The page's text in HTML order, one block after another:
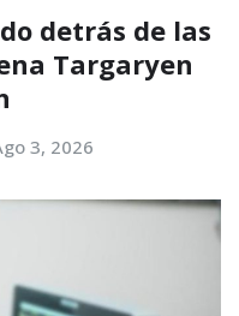
detrás de las
Targaryen
3, 2026